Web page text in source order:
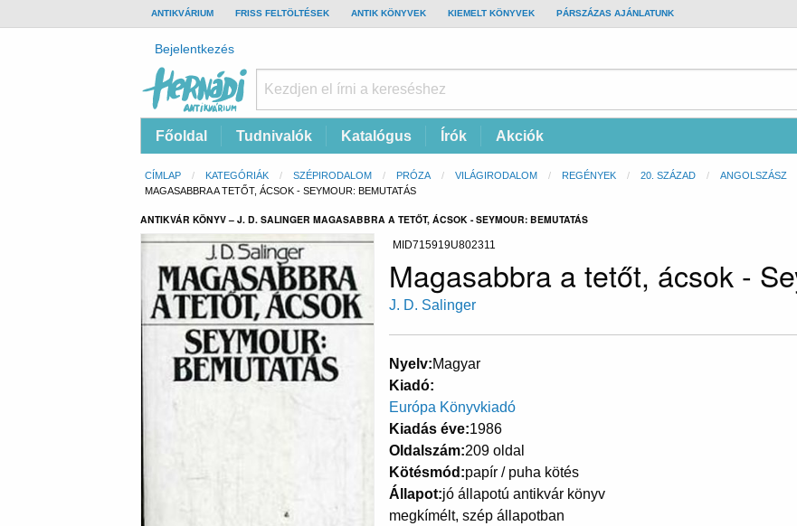
TOP
BAR
ANTIKVÁRIUM FRISS FELTÖLTÉSEK ANTIK KÖNYVEK KIEMELT KÖNYVEK PÁRSZÁZAS AJÁNLATUNK
Felhasználói
fiók
menüje
Bejelentkezés
Antikvárium
Online
antikvárium
Fő
navigáció
Főoldal Tudnivalók Katalógus Írók Akciók
Morzsa
CÍMLAP KATEGÓRIÁK SZÉPIRODALOM PRÓZA VILÁGIRODALOM REGÉNYEK 20. SZÁZAD
ANGOLSZÁSZ
CURRENT:
MAGASABBRA A TETŐT, ÁCSOK - SEYMOUR: BEMUTATÁS
ANTIKVÁR KÖNYV – J. D. SALINGER MAGASABBRA A TETŐT, ÁCSOK - SEYMOUR: BEMUTATÁS
MID715919U802311
Magasabbra a tetőt, ácsok -
J. D. Salinger
Nyelv Magyar
Kiadó
Európa Könyvkiadó
Kiadás éve 1986
Oldalszám 209 oldal
Kötésmód papír / puha kötés
Állapot jó állapotú antikvár könyv
megkímélt, szép állapotban